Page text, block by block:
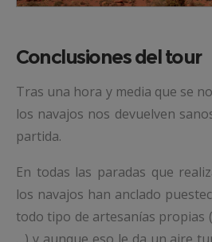
Conclusiones del tour
Tras una hora y media que se
los navajos nos devuelven
partida.
En todas las paradas que
los navajos han anclado
todo tipo de artesanías propias